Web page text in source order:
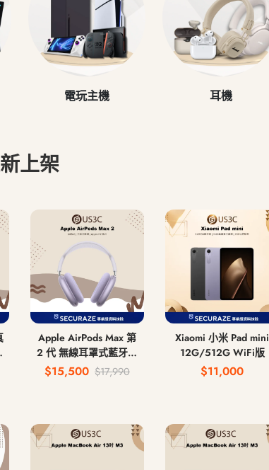
電玩主機 耳機
上架
Apple AirPods Max 第
2 代 無線耳罩式藍牙耳
機 USB-C
$15,500 $17,990
Xiaomi 小米 Pad mini
12G/512G WiFi版
$11,000